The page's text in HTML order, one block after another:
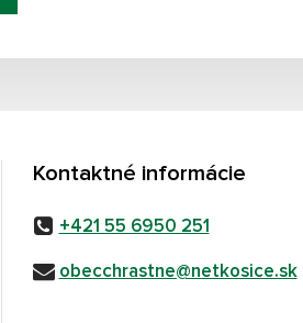
Kontaktné informácie
+421 55 6950 251
obecchrastne@netkosice.sk